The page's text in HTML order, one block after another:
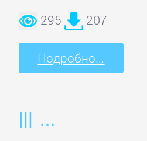
295 207
Подробно...
Карта
БИЗНЕС
Банковское
дело